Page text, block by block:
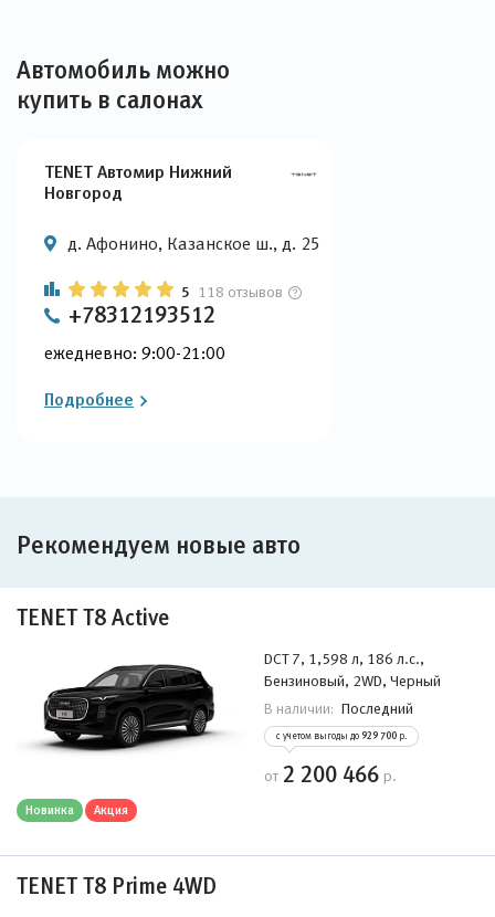
Автомобиль можно
купить в салонах
TENET Автомир Нижний
Новгород
д. Афонино, Казанское ш., д. 25
5 118 отзывов
+78312193512
ежедневно: 9:00-21:00
Подробнее
Рекомендуем новые авто
TENET T8 Active
DCT 7, 1,598 л, 186 л.с.,
Бензиновый, 2WD, Черный
В наличии: Последний
с учетом выгоды до 929 700 р.
от 2 200 466 р.
Новинка Акция
TENET T8 Prime 4WD